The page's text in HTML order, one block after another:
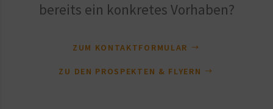
bereits ein konkretes Vorhaben?
ZUM KONTAKTFORMULAR
ZU DEN PROSPEKTEN & FLYERN